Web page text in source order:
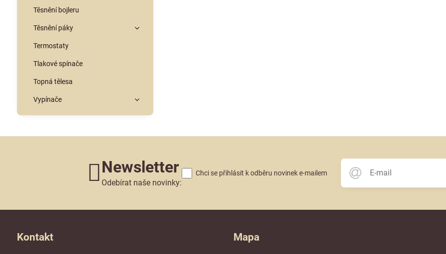
Těsnění bojleru
Těsnění páky
Termostaty
Tlakové spínače
Topná tělesa
Vypínače
Newsletter
Odebírat naše novinky:
Chci se přihlásit k odběru novinek e-mailem
Kontakt Mapa